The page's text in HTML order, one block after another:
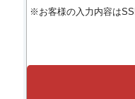
※お客様の入力内容は